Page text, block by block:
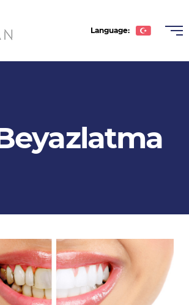
Language:
Română